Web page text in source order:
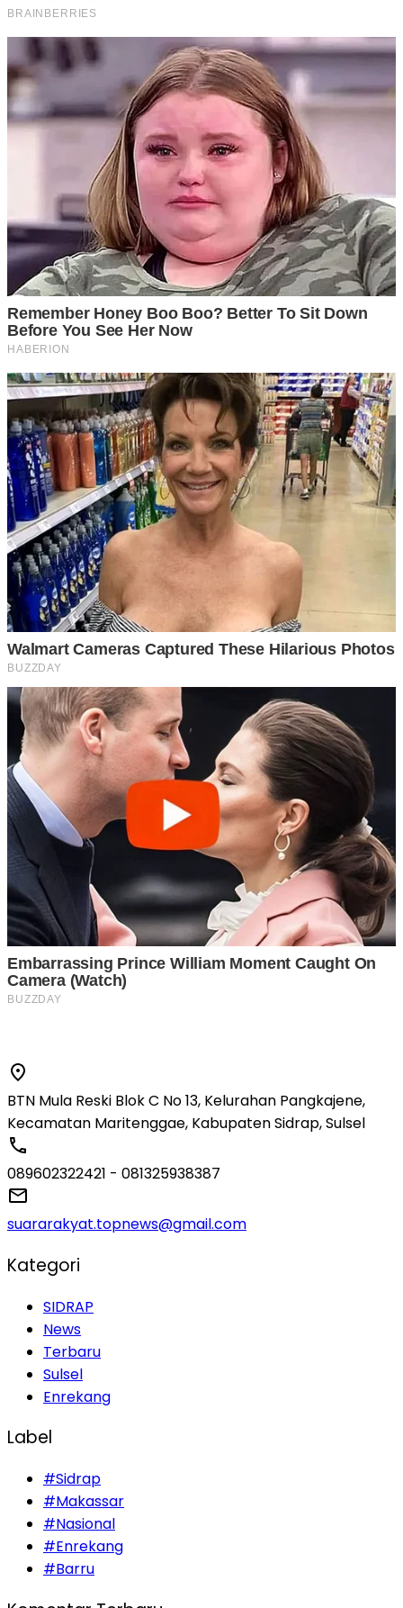
BTN Mula Reski Blok C No 13, Kelurahan Pangkajene,
Kecamatan Maritenggae, Kabupaten Sidrap, Sulsel
089602322421 - 081325938387
suararakyat.topnews@gmail.com
Kategori
SIDRAP
News
Terbaru
Sulsel
Enrekang
Label
#Sidrap
#Makassar
#Nasional
#Enrekang
#Barru